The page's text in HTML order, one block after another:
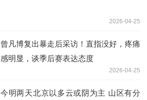
2026-04-25
曾凡博复出暴走后采访！直指没好，疼痛
感明显，谈季后赛表达态度
2026-04-25
今明两天北京以多云或阴为主 山区有分